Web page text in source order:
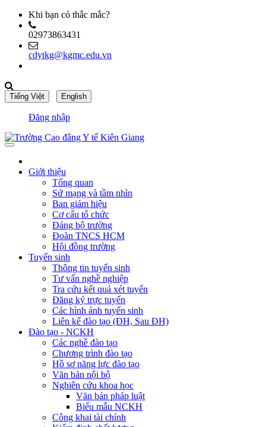
Khi bạn có thắc mắc?
02973863431
cdytkg@kgmc.edu.vn
Đăng nhập
Giới thiệu
Tổng quan
Sứ mạng và tầm nhìn
Ban giám hiệu
Cơ cấu tổ chức
Đảng bộ trường
Đoàn TNCS HCM
Hội đồng trường
Tuyển sinh
Thông tin tuyển sinh
Tư vấn nghề nghiệp
Tra cứu kết quả xét tuyển
Đăng ký trực tuyến
Các hình ảnh tuyển sinh
Liên kế đào tạo (ĐH, Sau ĐH)
Đào tạo - NCKH
Các nghề đào tạo
Chương trình đào tạo
Hồ sơ năng lực đào tạo
Văn bản nội bộ
Nghiên cứu khoa học
Văn bản pháp luật
Biểu mẫu NCKH
Công khai tài chính